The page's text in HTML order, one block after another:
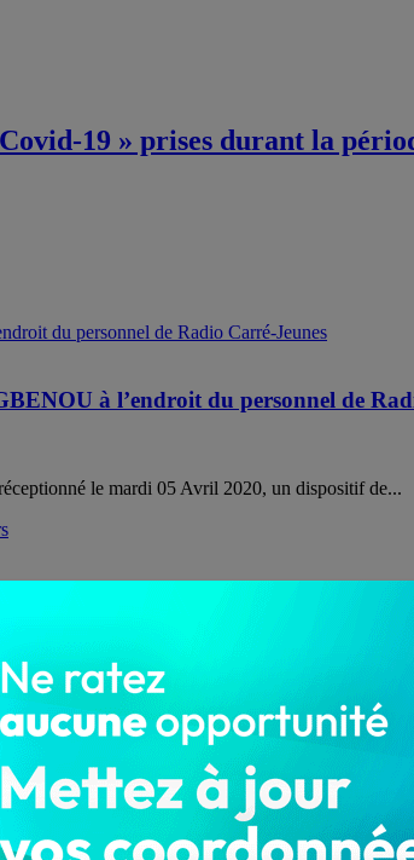
19 » prises durant la
à l’endroit du personnel de
le mardi 05 Avril 2020, un dispositif de...
de 3 quartiers
Firmin AJAVON, a, le vendredi 1er mai 2020,
FC de Notsè